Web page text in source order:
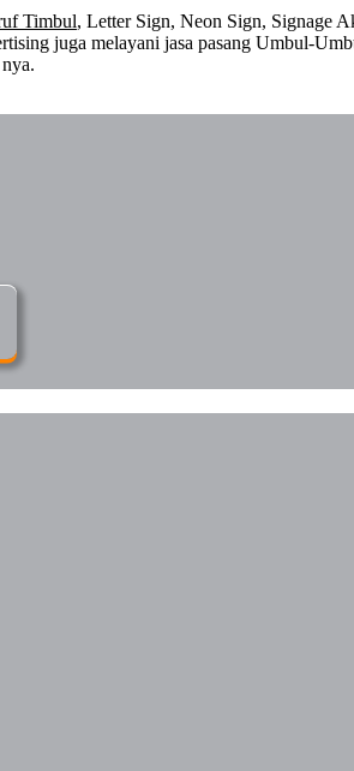
Timbul, Letter Sign, Neon Sign, Signage
juga melayani jasa pasang Umbul-